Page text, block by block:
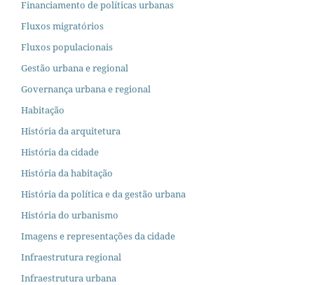
Financiamento de políticas urbanas
Fluxos migratórios
Fluxos populacionais
Gestão urbana e regional
Governança urbana e regional
Habitação
História da arquitetura
História da cidade
História da habitação
História da política e da gestão urbana
História do urbanismo
Imagens e representações da cidade
Infraestrutura regional
Infraestrutura urbana